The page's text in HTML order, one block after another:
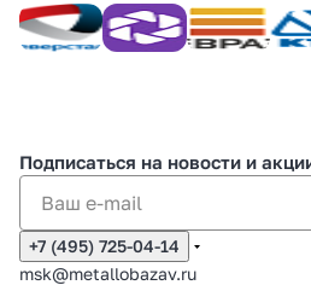
Подписаться на новости и
+7 (495) 725-04-14
msk@metallobazav.ru